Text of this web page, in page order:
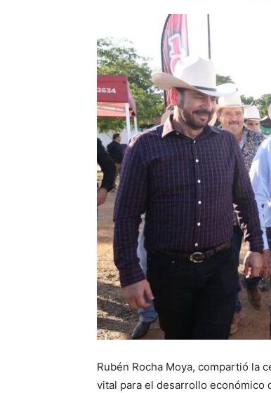
Rubén Rocha Moya, compartió la
vital para el desarrollo económico